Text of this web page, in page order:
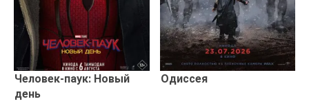
Человек-паук: Новый
день
Одиссея